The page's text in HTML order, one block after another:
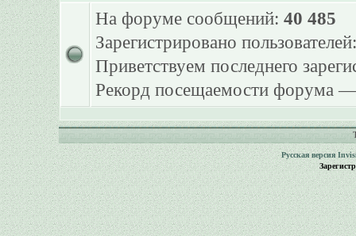
На форуме сообщений: 40 485
Зарегистрировано
Приветствуем последнего
Рекорд посещаемости форума
Русская версия